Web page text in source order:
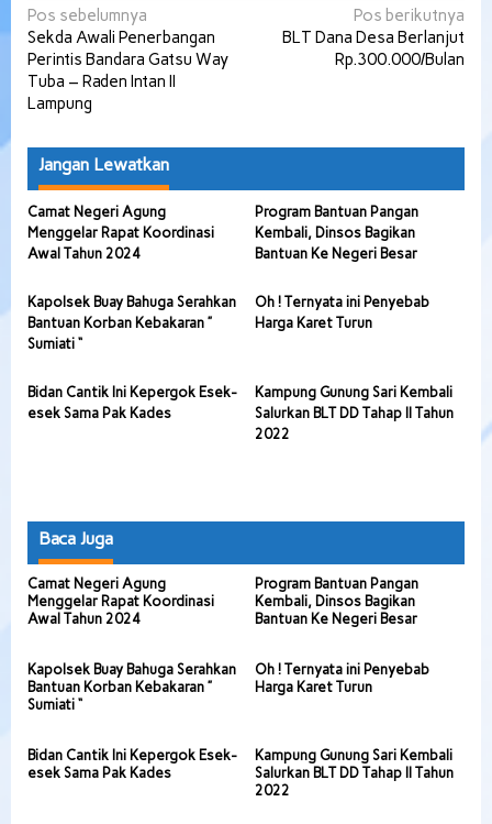
Navigasi
pos
Pos sebelumnya
Sekda Awali Penerbangan
Perintis Bandara Gatsu Way
Tuba – Raden Intan II
Lampung
Pos berikutnya
BLT Dana Desa Berlanjut
Rp.300.000/Bulan
Jangan Lewatkan
Camat Negeri Agung
Menggelar Rapat Koordinasi
Awal Tahun 2024
Program Bantuan Pangan
Kembali, Dinsos Bagikan
Bantuan Ke Negeri Besar
Kapolsek Buay Bahuga Serahkan
Bantuan Korban Kebakaran ”
Sumiati “
Oh ! Ternyata ini Penyebab
Harga Karet Turun
Bidan Cantik Ini Kepergok Esek-
esek Sama Pak Kades
Kampung Gunung Sari Kembali
Salurkan BLT DD Tahap II Tahun
2022
Baca Juga
Camat Negeri Agung
Menggelar Rapat Koordinasi
Awal Tahun 2024
Program Bantuan Pangan
Kembali, Dinsos Bagikan
Bantuan Ke Negeri Besar
Kapolsek Buay Bahuga Serahkan
Bantuan Korban Kebakaran ”
Sumiati “
Oh ! Ternyata ini Penyebab
Harga Karet Turun
Bidan Cantik Ini Kepergok Esek-
esek Sama Pak Kades
Kampung Gunung Sari Kembali
Salurkan BLT DD Tahap II Tahun
2022